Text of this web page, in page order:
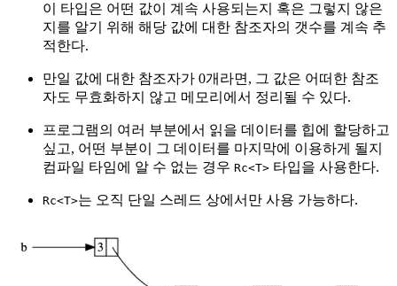
이 타입은 어떤 값이 계속 사용되는지 혹은 그렇지 않은
지를 알기 위해 해당 값에 대한 참조자의 갯수를 계속 추
적한다.
만일 값에 대한 참조자가 0개라면, 그 값은 어떠한 참조
자도 무효화하지 않고 메모리에서 정리될 수 있다.
프로그램의 여러 부분에서 읽을 데이터를 힙에 할당하고
싶고, 어떤 부분이 그 데이터를 마지막에 이용하게 될지
컴파일 타임에 알 수 없는 경우 Rc<T> 타입을 사용한다.
Rc<T>는 오직 단일 스레드 상에서만 사용 가능하다.